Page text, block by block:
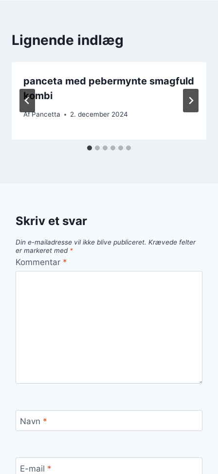
Lignende indlæg
panceta med pebermynte smagfuld
kombi
AfPancetta 2. december 2024
Skriv et svar
Din e-mailadresse vil ikke blive publiceret. Krævede felter
er markeret med *
Kommentar *
Navn *
E-mail *